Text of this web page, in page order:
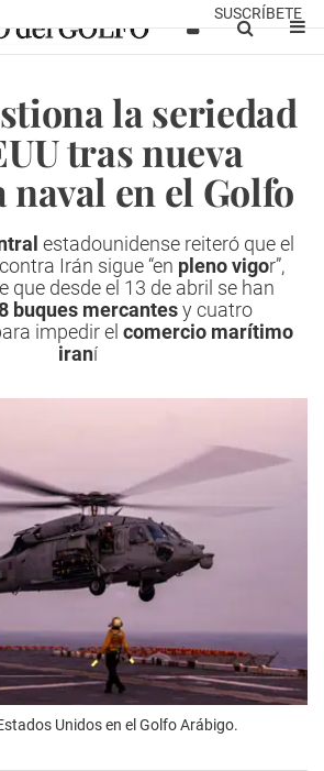
SUSCRÍBETE
la seriedad
tras nueva
naval en el Golfo
estadounidense reiteró que el
Irán sigue “en pleno vigor”,
que desde el 13 de abril se han
buques mercantesy cuatro
impedir el comercio marítimo
iraní
Unidos en el Golfo Arábigo.